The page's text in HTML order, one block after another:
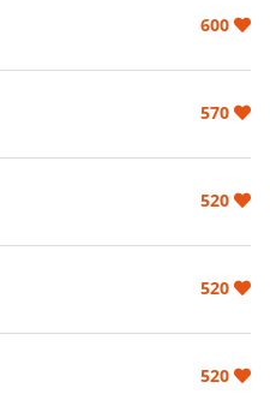
600
570
520
520
520